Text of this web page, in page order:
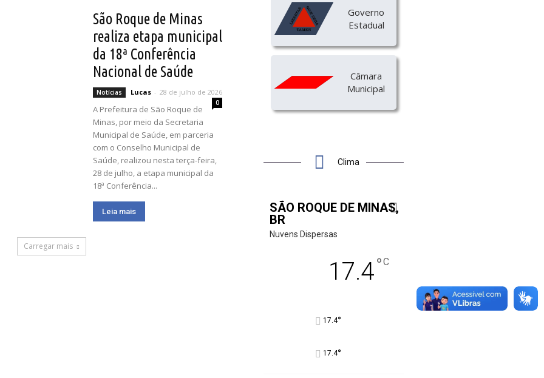
São Roque de Minas
realiza etapa municipal
da 18ª Conferência
Nacional de Saúde
Notícias Lucas - 28 de julho de 2026
0
A Prefeitura de São Roque de
Minas, por meio da Secretaria
Municipal de Saúde, em parceria
com o Conselho Municipal de
Saúde, realizou nesta terça-feira,
28 de julho, a etapa municipal da
18ª Conferência...
Leia mais
Carregar mais
Governo
Estadual
Câmara
Municipal
Clima
SÃO ROQUE DE MINAS,
BR
Nuvens Dispersas
17.4°C
17.4°
17.4°